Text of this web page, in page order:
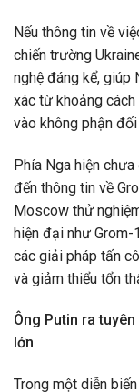
Nếu thông tin về
chiến trường
nghệ đáng kể, giúp
xác từ khoảng
vào không phận
Phía Nga hiện
đến thông tin về
Moscow thử
hiện đại như
các giải pháp tấn
và giảm thiểu tổn
Ông Putin ra
lớn
Trong một diễn